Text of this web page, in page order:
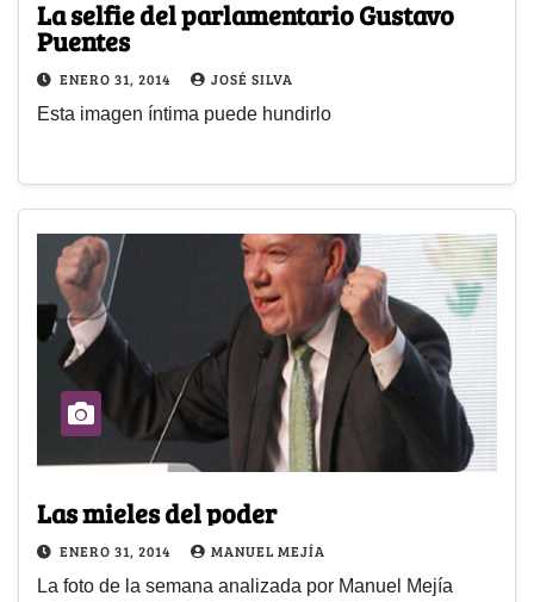
La selfie del parlamentario Gustavo
Puentes
ENERO 31, 2014 JOSÉ SILVA
Esta imagen íntima puede hundirlo
Las mieles del poder
ENERO 31, 2014 MANUEL MEJÍA
La foto de la semana analizada por Manuel Mejía